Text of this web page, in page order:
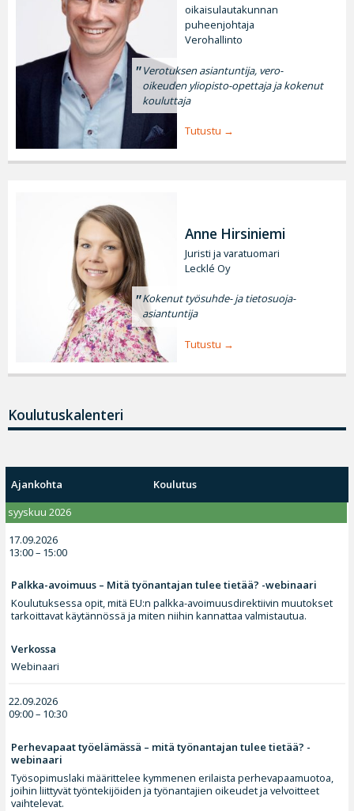
oikaisulautakunnan
puheenjohtaja
Verohallinto
Verotuksen asiantuntija, vero-
oikeuden yliopisto-opettaja ja kokenut
kouluttaja
Tutustu
Anne Hirsiniemi
Juristi ja varatuomari
Lecklé Oy
Kokenut työsuhde- ja tietosuoja-
asiantuntija
Tutustu
Koulutuskalenteri
Ajankohta
Koulutus
syyskuu 2026
17.09.2026
13:00 – 15:00
Palkka-avoimuus – Mitä työnantajan tulee tietää? -webinaari
Koulutuksessa opit, mitä EU:n palkka-avoimuusdirektiivin muutokset
tarkoittavat käytännössä ja miten niihin kannattaa valmistautua.
Verkossa
Webinaari
22.09.2026
09:00 – 10:30
Perhevapaat työelämässä – mitä työnantajan tulee tietää? -
webinaari
Työsopimuslaki määrittelee kymmenen erilaista perhevapaamuotoa,
joihin liittyvät työntekijöiden ja työnantajien oikeudet ja velvoitteet
vaihtelevat.